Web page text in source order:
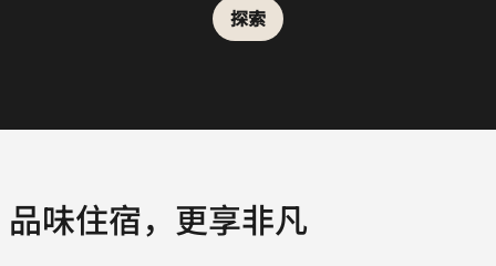
探索
品味住宿，更享非凡